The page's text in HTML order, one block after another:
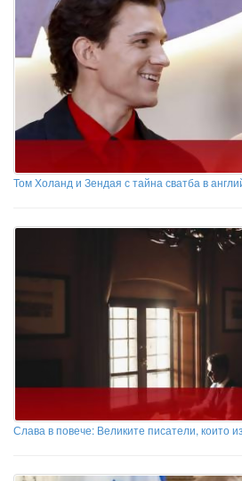
Том Холанд и Зендая с тайна сватба в
Слава в повече: Великите писатели, които